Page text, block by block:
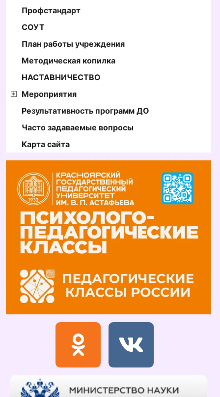
Профстандарт
СОУТ
План работы учреждения
Методическая копилка
НАСТАВНИЧЕСТВО
Мероприятия
Результативность программ ДО
Часто задаваемые вопросы
Карта сайта